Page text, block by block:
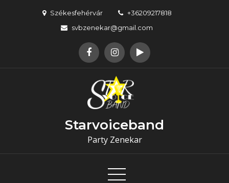
Székesfehérvár
+36209217818
svbzenekar@gmail.com
Starvoiceband
Party Zenekar